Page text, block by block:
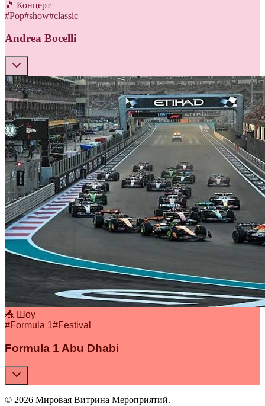
🎵 Концерт
#Pop#show#classic
Andrea Bocelli
🎪 Шоу
#Formula 1#Festival
Formula 1 Abu Dhabi
© 2026 Мировая Витрина Мероприятий.